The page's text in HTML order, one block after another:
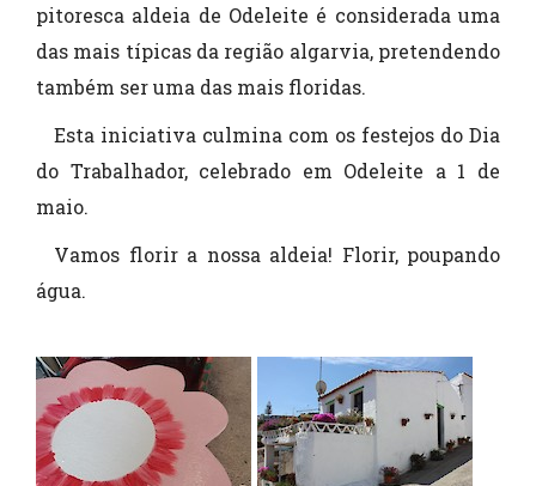
pitoresca aldeia de Odeleite é considerada uma
das mais típicas da região algarvia, pretendendo
também ser uma das mais floridas.
Esta iniciativa culmina com os festejos do Dia
do Trabalhador, celebrado em Odeleite a 1 de
maio.
Vamos florir a nossa aldeia! Florir, poupando
água.